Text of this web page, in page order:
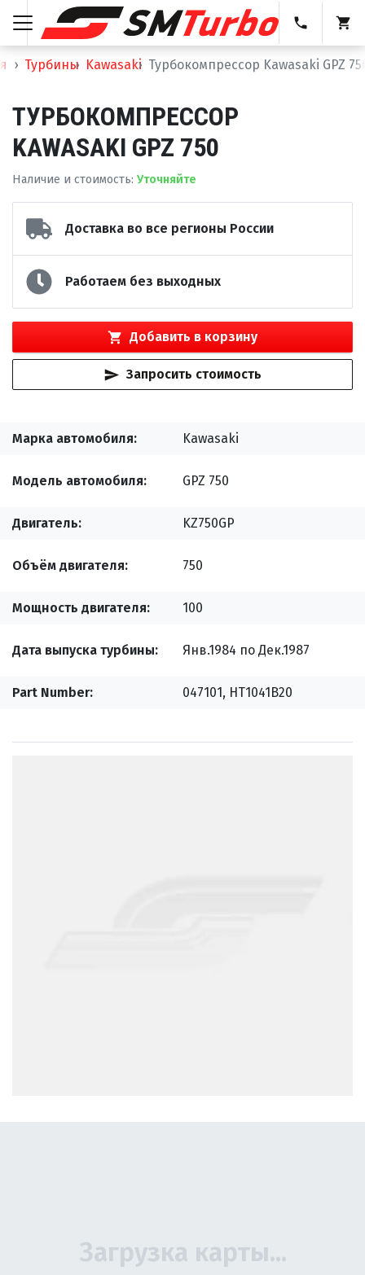
Турбины Kawasaki Турбокомпрессор Kawasaki GPZ
ТУРБОКОМПРЕССОР
KAWASAKI GPZ 750
Наличие и стоимость: Уточняйте
Доставка во все регионы России
Работаем без выходных
Добавить в корзину
Запросить стоимость
Марка автомобиля Kawasaki
Модель автомобиля GPZ 750
Двигатель KZ750GP
Объём двигателя 750
Мощность двигателя 100
Дата выпуска турбины Янв.1984 по Дек.1987
Part Number 047101, HT1041B20